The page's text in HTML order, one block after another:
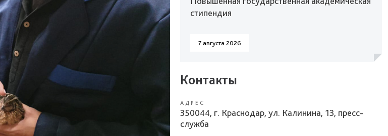
стипендия
7 августа 2026
Контакты
АДРЕС
350044, г. Краснодар, ул. Калинина, 13, пресс-
служба